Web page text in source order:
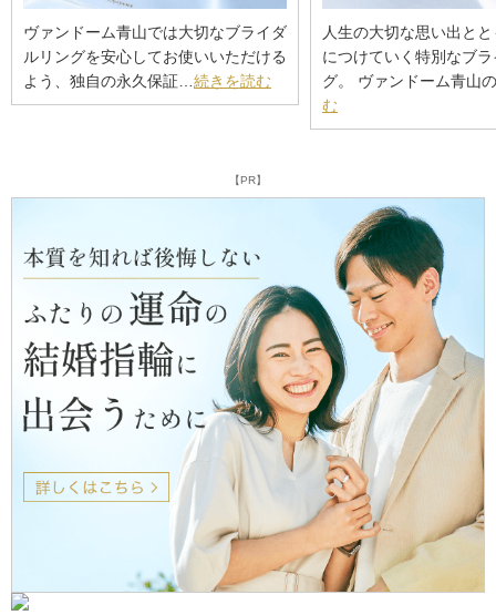
ヴァンドーム青山では大切なブライダ
ルリングを安心してお使いいただける
よう、独自の永久保証… 続きを読む
人生の大切な思い出と
につけていく特別なブ
グ。 ヴァンドーム青山
む
【PR】